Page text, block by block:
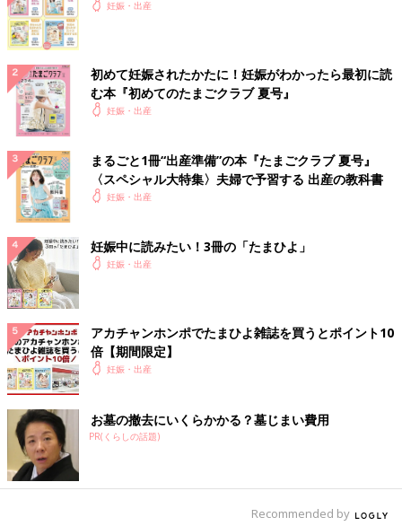
妊娠・出産
初めて妊娠されたかたに！妊娠がわかったら最初に読
む本『初めてのたまごクラブ 夏号』
妊娠・出産
まるごと1冊“出産準備”の本『たまごクラブ 夏号』
〈スペシャル大特集〉夫婦で予習する 出産の教科書
妊娠・出産
妊娠中に読みたい！3冊の「たまひよ」
妊娠・出産
アカチャンホンポでたまひよ雑誌を買うとポイント10
倍【期間限定】
妊娠・出産
お墓の撤去にいくらかかる？墓じまい費用
PR(くらしの話題)
Recommended by